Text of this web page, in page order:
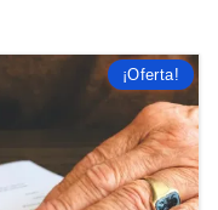
¡Oferta!